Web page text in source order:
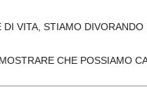
VITA, STIAMO
CHE POSSIAMO